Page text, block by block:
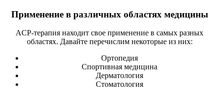
Применение в различных областях медицины
ACP-терапия находит свое применение в самых разных
областях. Давайте перечислим некоторые из них:
Ортопедия
Спортивная медицина
Дерматология
Стоматология